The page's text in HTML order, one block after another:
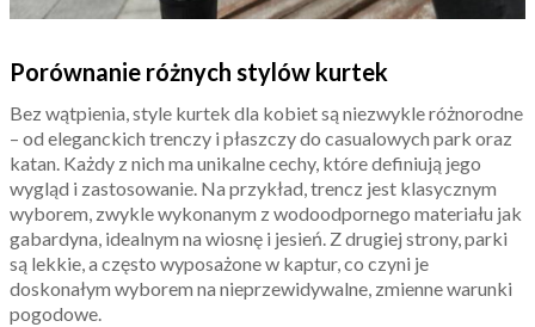
Porównanie różnych stylów kurtek
Bez wątpienia, style kurtek dla kobiet są niezwykle różnorodne
– od eleganckich trenczy i płaszczy do casualowych park oraz
katan. Każdy z nich ma unikalne cechy, które definiują jego
wygląd i zastosowanie. Na przykład, trencz jest klasycznym
wyborem, zwykle wykonanym z wodoodpornego materiału jak
gabardyna, idealnym na wiosnę i jesień. Z drugiej strony, parki
są lekkie, a często wyposażone w kaptur, co czyni je
doskonałym wyborem na nieprzewidywalne, zmienne warunki
pogodowe.